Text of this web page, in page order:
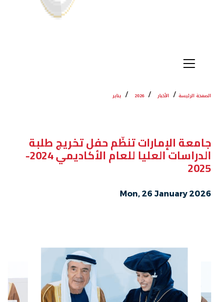
الصفحة الرئيسة الأخبار 2026 يناير
جامعة الإمارات تنظّم حفل تخريج طلبة
الدراسات العليا للعام الأكاديمي 2024-
2025
Mon, 26 January 2026